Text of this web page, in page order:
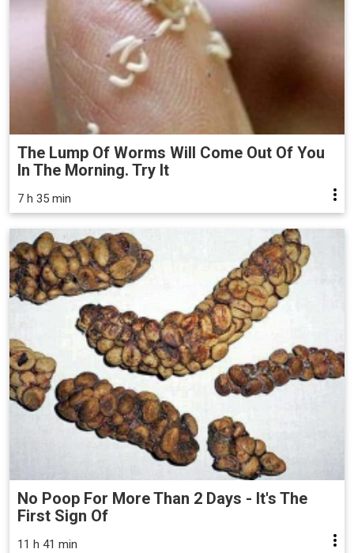
The Lump Of Worms Will Come Out Of You
In The Morning. Try It
7 h 35 min
No Poop For More Than 2 Days - It's The
First Sign Of
11 h 41 min